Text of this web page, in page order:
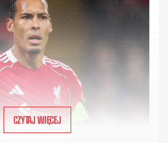
CZYTAJ WIĘCEJ